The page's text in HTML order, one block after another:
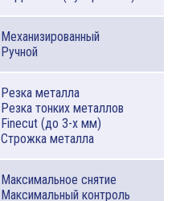
Механизированный
Ручной
Резка металла
Резка тонких металлов
Finecut (до 3-х мм)
Строжка металла
Максимальное снятие
Максимальный контроль